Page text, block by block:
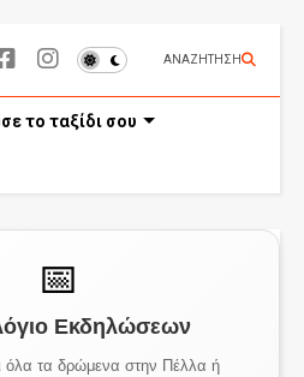
ΑΝΑΖΗΤΗΣΗ
το ταξίδι σου
📅
Εκδηλώσεων
όλα τα δρώμενα στην Πέλλα ή